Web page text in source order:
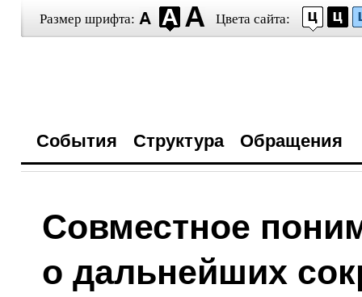
Размер шрифта: Цвета сайта:
События Структура Обращения
Совместное
о дальнейших